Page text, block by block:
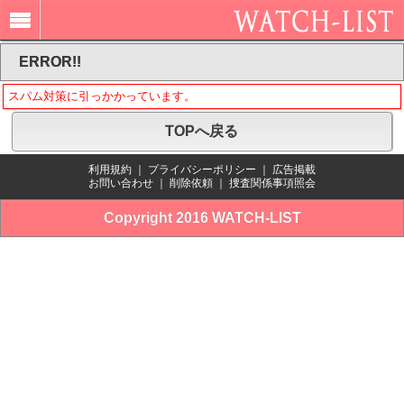
ERROR!!
スパム対策に引っかかっています。
TOPへ戻る
利用規約 プライバシーポリシー
広告掲載
お問い合わせ
削除依頼 捜査関係事項照会
Copyright 2016 WATCH-LIST